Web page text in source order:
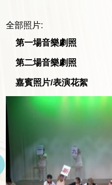
全部照片:
第一場音樂劇照
第二場音樂劇照
嘉賓照片/表演花絮